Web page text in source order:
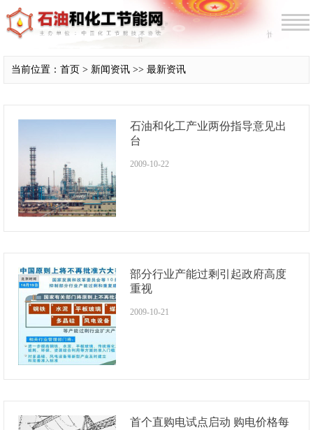
当前位置：首页 > 新闻资讯 >> 最新资讯
石油和化工产业两份指导意见出
台
2009-10-22
部分行业产能过剩引起政府高度
重视
2009-10-21
首个直购电试点启动 购电价格每